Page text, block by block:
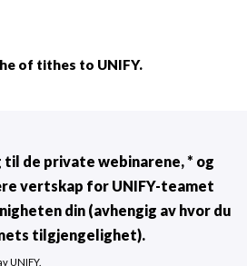
of tithes to UNIFY.
de private webinarene, * og
vertskap for UNIFY-teamet
din (avhengig av hvor du
tilgjengelighet).
UNIFY.